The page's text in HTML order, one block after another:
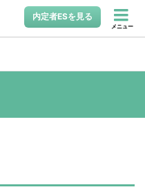
内定者ESを見る
メニュー